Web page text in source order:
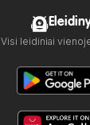
Visi leidiniai